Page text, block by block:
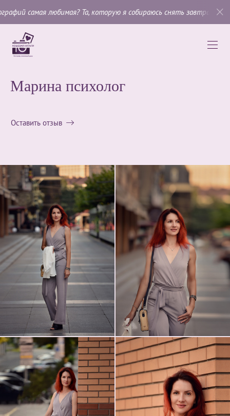
Та, которую я собираюсь снять завтра», —Имоджен
Марина психолог
Оставить отзыв